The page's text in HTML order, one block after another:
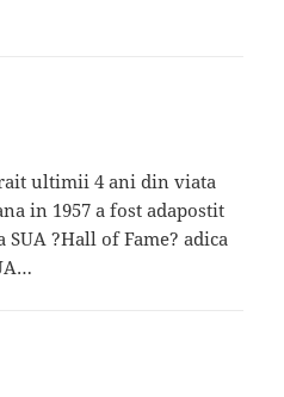
ultimii 4 ani din viata
in 1957 a fost adapostit
?Hall of Fame? adica